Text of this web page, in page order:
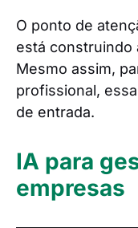
O ponto de
está construindo
Mesmo assim,
profissional,
de entrada.
IA para
empresas